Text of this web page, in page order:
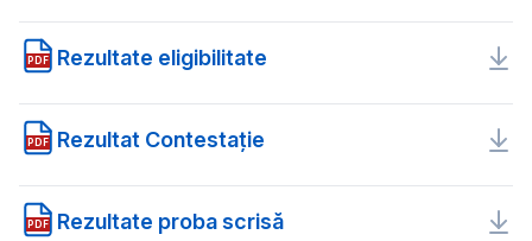
PDF Rezultate eligibilitate
PDF Rezultat Contestaţie
PDF Rezultate proba scrisă